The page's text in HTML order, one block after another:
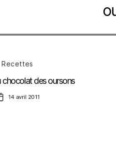
Catégories
Recettes
chocolat des oursons
14 avril 2011